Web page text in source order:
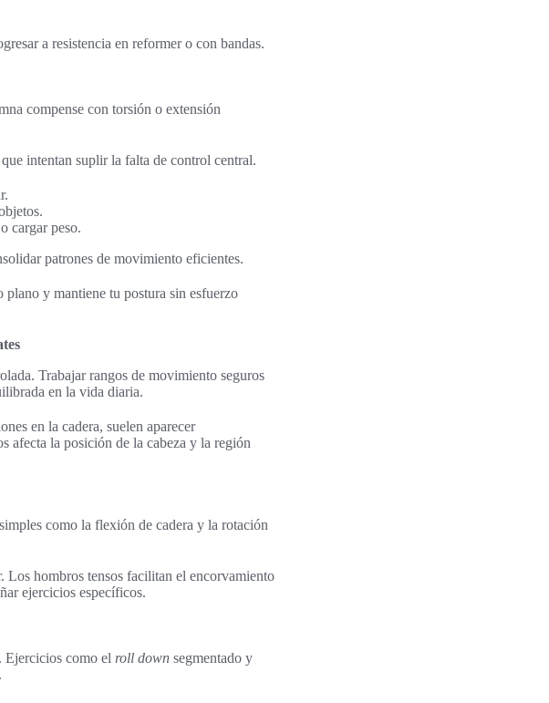
a resistencia en reformer o con bandas.
compense con torsión o extensión
intentan suplir la falta de control central.
cargar peso.
patrones de movimiento eficientes.
plano y mantiene tu postura sin esfuerzo
Trabajar rangos de movimiento seguros
en la vida diaria.
en la cadera, suelen aparecer
afecta la posición de la cabeza y la región
como la flexión de cadera y la rotación
hombros tensos facilitan el encorvamiento
ejercicios específicos.
Ejercicios como el roll down segmentado y